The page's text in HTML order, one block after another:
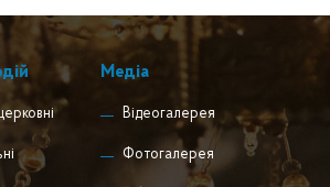
Медіа
Відеогалерея
Фотогалерея